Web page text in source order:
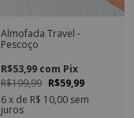
Almofada Travel -
Pescoço
R$199,99 R$59,99
R$53,99 com Pix
6x de R$ 10,00 sem
juros